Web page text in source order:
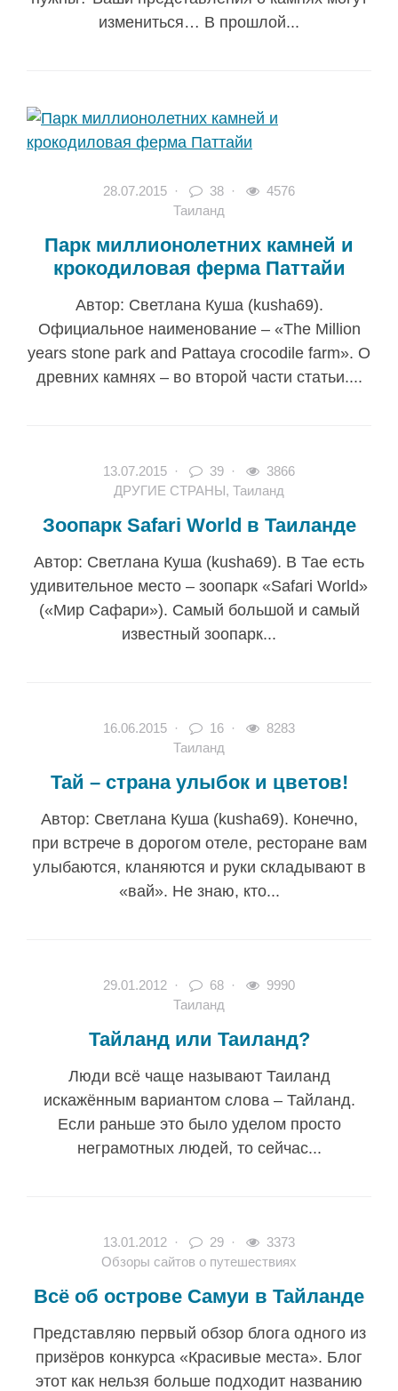
измениться… В прошлой...
28.07.2015 · 38 ·
4576
Таиланд
Парк миллионолетних камней и
крокодиловая ферма Паттайи
Автор: Светлана Куша (kusha69).
Официальное наименование – «The Million
years stone park and Pattaya crocodile farm». О
древних камнях – во второй части статьи....
13.07.2015 · 39 ·
3866
ДРУГИЕ СТРАНЫ, Таиланд
Зоопарк Safari World в Таиланде
Автор: Светлана Куша (kusha69). В Тае есть
удивительное место – зоопарк «Safari World»
(«Мир Сафари»). Самый большой и самый
известный зоопарк...
16.06.2015 · 16 ·
8283
Таиланд
Тай – страна улыбок и цветов!
Автор: Светлана Куша (kusha69). Конечно,
при встрече в дорогом отеле, ресторане вам
улыбаются, кланяются и руки складывают в
«вай». Не знаю, кто...
29.01.2012 · 68 ·
9990
Таиланд
Тайланд или Таиланд?
Люди всё чаще называют Таиланд
искажённым вариантом слова – Тайланд.
Если раньше это было уделом просто
неграмотных людей, то сейчас...
13.01.2012 · 29 ·
3373
Обзоры сайтов о путешествиях
Всё об острове Самуи в Тайланде
Представляю первый обзор блога одного из
призёров конкурса «Красивые места». Блог
этот как нельзя больше подходит названию